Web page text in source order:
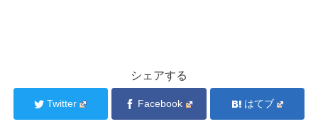
シェアする
Twitter Facebook はてブ